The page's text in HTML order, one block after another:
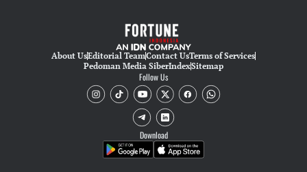
About UsEditorial TeamContact UsTerms of Services
Pedoman Media SiberIndexSitemap
Follow Us
Download